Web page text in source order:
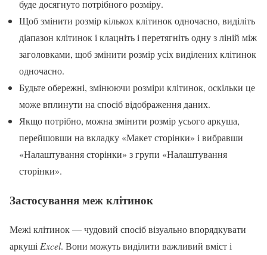
буде досягнуто потрібного розміру.
Щоб змінити розмір кількох клітинок одночасно, виділіть
діапазон клітинок і клацніть і перетягніть одну з ліній між
заголовками, щоб змінити розмір усіх виділених клітинок
одночасно.
Будьте обережні, змінюючи розміри клітинок, оскільки це
може вплинути на спосіб відображення даних.
Якщо потрібно, можна змінити розмір усього аркуша,
перейшовши на вкладку «Макет сторінки» і вибравши
«Налаштування сторінки» з групи «Налаштування
сторінки».
Застосування меж клітинок
Межі клітинок — чудовий спосіб візуально впорядкувати
аркуші Excel. Вони можуть виділити важливий вміст і